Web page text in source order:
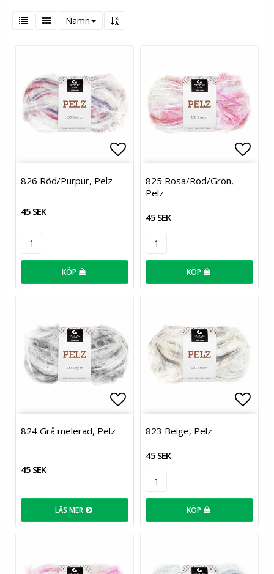
Namn
Lägg till i favoritlistan
826 Röd/Purpur, Pelz
45 SEK
KÖP
825 Rosa/Röd/Grön,
Pelz
45 SEK
KÖP
Lägg till i favoritlistan
824 Grå melerad, Pelz
45 SEK
LÄS MER
823 Beige, Pelz
45 SEK
KÖP